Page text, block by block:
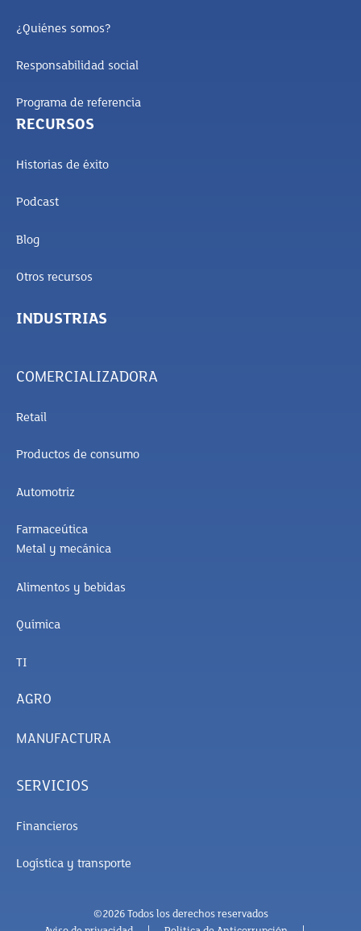
¿Quiénes somos?
Responsabilidad social
Programa de referencia
RECURSOS
Historias de éxito
Podcast
Blog
Otros recursos
INDUSTRIAS
COMERCIALIZADORA
Retail
Productos de consumo
Automotriz
Farmaceútica
Metal y mecánica
Alimentos y bebidas
Química
TI
AGRO
MANUFACTURA
SERVICIOS
Financieros
Logística y transporte
©2026 Todos los derechos reservados